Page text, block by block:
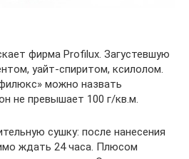
фирма Profilux. Загустевшую
уайт-спиритом, ксилолом.
можно назвать
не превышает 100 г/кв.м.
сушку: после нанесения
ждать 24 часа. Плюсом